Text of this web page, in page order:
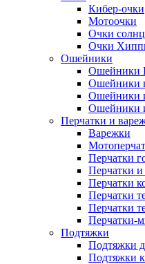
Кибер-очки
Мотоочки
Очки
Очки
Ошейники
Ошейники
Ошейники
Ошейники
Ошейники
Перчатки и
Варежки
Перчатки
Перчатки и
Перчатки
Перчатки
Перчатки
Перчатки-
Подтяжки
Подтяжки
Подтяжки